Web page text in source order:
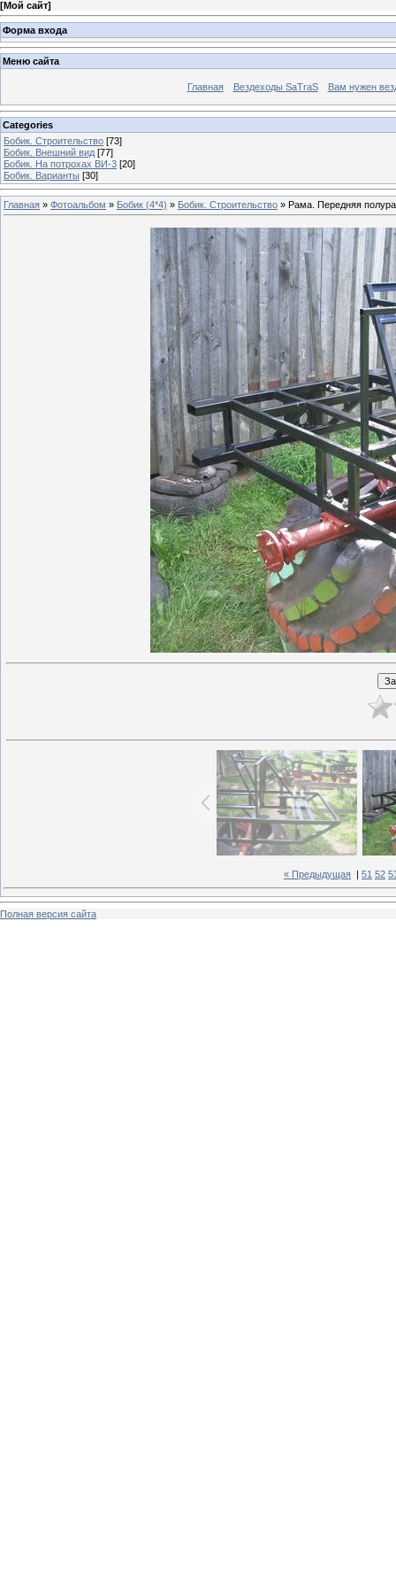
[Мой сайт]
Форма входа
Меню сайта
Главная Вездеходы SaTraS Вам нужен
Categories
Бобик. Строительство [73]
Бобик. Внешний вид [77]
Бобик. На потрохах ВИ-3 [20]
Бобик. Варианты [30]
Главная » Фотоальбом » Бобик (4*4) » Бобик. Строительство » Рама. Передняя
« Предыдущая 51 52
Полная версия сайта